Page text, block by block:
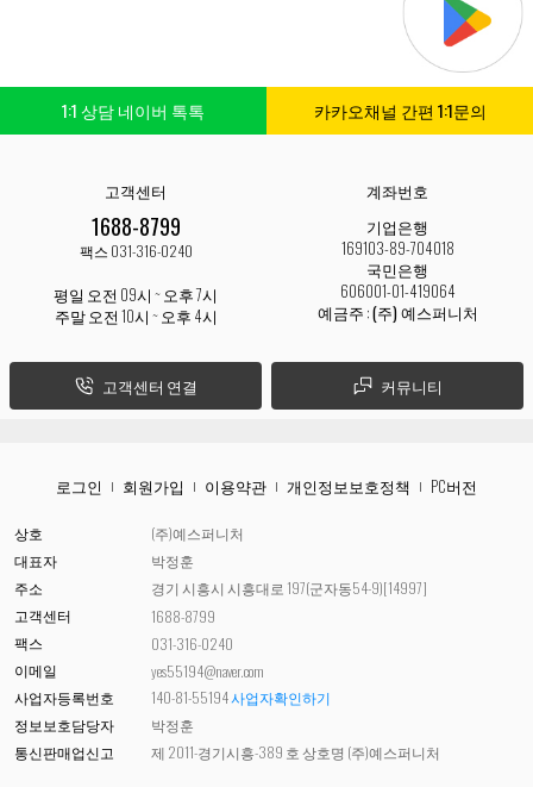
1:1 상담 네이버 톡톡 카카오채널 간편 1:1문의
고객센터
1688-8799
팩스 031-316-0240
평일 오전 09시 ~ 오후 7시
주말 오전 10시 ~ 오후 4시
고객센터 연결
계좌번호
기업은행
169103-89-704018
국민은행
606001-01-419064
예금주 :(주) 예스퍼니처
커뮤니티
로그인 회원가입 이용약관 개인정보보호정책 PC버전
상호
(주)예스퍼니처
대표자
박정훈
주소
경기 시흥시 시흥대로 197(군자동54-9)[14997]
고객센터
1688-8799
팩스
031-316-0240
이메일
yes55194@naver.com
사업자등록번호
140-81-55194사업자확인하기
정보보호담당자
박정훈
통신판매업신고
제 2011-경기시흥-389 호 상호명 (주)예스퍼니처